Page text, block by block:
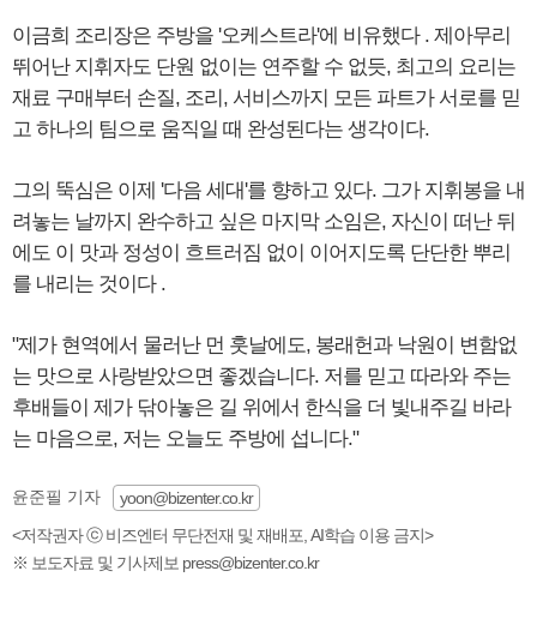
이금희 조리장은 주방을 '오케스트라'에 비유했다 . 제아무리
뛰어난 지휘자도 단원 없이는 연주할 수 없듯, 최고의 요리는
재료 구매부터 손질, 조리, 서비스까지 모든 파트가 서로를 믿
고 하나의 팀으로 움직일 때 완성된다는 생각이다.
그의 뚝심은 이제 '다음 세대'를 향하고 있다. 그가 지휘봉을 내
려놓는 날까지 완수하고 싶은 마지막 소임은, 자신이 떠난 뒤
에도 이 맛과 정성이 흐트러짐 없이 이어지도록 단단한 뿌리
를 내리는 것이다 .
"제가 현역에서 물러난 먼 훗날에도, 봉래헌과 낙원이 변함없
는 맛으로 사랑받았으면 좋겠습니다. 저를 믿고 따라와 주는
후배들이 제가 닦아놓은 길 위에서 한식을 더 빛내주길 바라
는 마음으로, 저는 오늘도 주방에 섭니다."
윤준필 기자
yoon@bizenter.co.kr
<저작권자 ⓒ 비즈엔터 무단전재 및 재배포, AI학습 이용 금지>
※ 보도자료 및 기사제보 press@bizenter.co.kr